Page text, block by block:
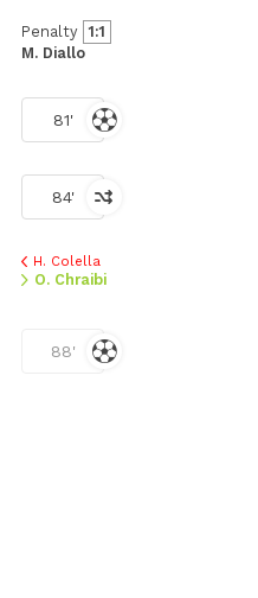
Penalty 1:1
M. Diallo
81'
84'
H. Colella
O. Chraibi
88'